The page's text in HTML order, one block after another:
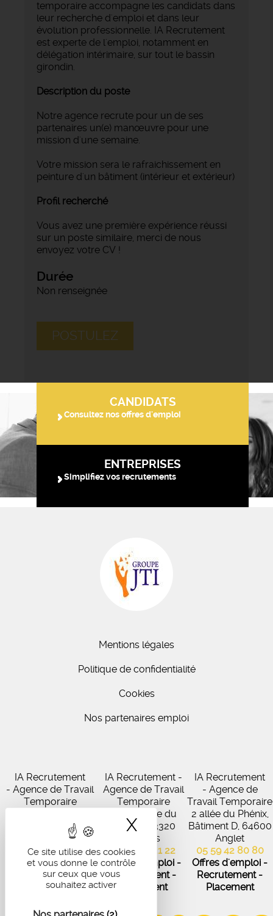
Ce site utilise des cookies
et vous donne le contrôle
sur ceux que vous
souhaitez activer
X Masquer le
temporaire accompagne les candidats dans
leur recherche d'emploi et dans leur
évolution professionnelle. IA Recrutement
est experte de l'emploi, notamment en
délégation intérimaire, sur tout le bassin
girondin.
Description du poste
Notre agence recrute pour un de ses
partenaires un(e) manœuvre pour une
mission d'une semaine.
Votre mission sera le rafraichissement en
peinture d'un bâtiment (intérieur et extérieur)
Profil recherché
Vous avez une première expérience réussi
sur un poste similaire, merci de nous
envoyez votre CV !
Durée
Non renseignée
POSTULEZ
CANDIDATS
Consultez nos offres d'emploi
ENTREPRISES
Simplifiez vos recrutements
Mentions légales
Politique de confidentialité
Cookies
Nos partenaires emploi
IA Recrutement
- Agence de Travail
Temporaire
Virecourt, 33370
Artigues-près-
Bordeaux
05 56 67 48 57
Offres d'emploi -
Recrutement -
IA Recrutement -
Agence de Travail
Temporaire
102 Avenue du
Médoc, 33320
Eysines
05 56 45 21 22
Offres d'emploi -
Recrutement -
Placement
IA Recrutement
- Agence de
Travail Temporaire
2 allée du Phénix,
Bâtiment D, 64600
Anglet
05 59 42 80 80
Offres d'emploi -
Recrutement -
Placement